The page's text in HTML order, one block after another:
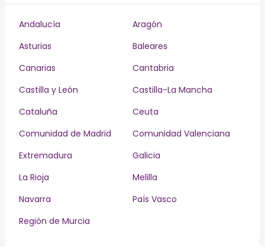
Andalucía
Aragón
Asturias
Baleares
Canarias
Cantabria
Castilla y León
Castilla-La Mancha
Cataluña
Ceuta
Comunidad de Madrid
Comunidad Valenciana
Extremadura
Galicia
La Rioja
Melilla
Navarra
País Vasco
Región de Murcia